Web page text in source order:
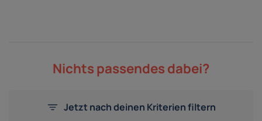
Nichts passendes dabei?
Jetzt nach deinen Kriterien filtern